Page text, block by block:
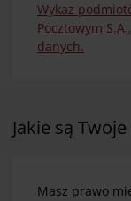
Wykaz
Pocztowym
danych.
Jakie są
Masz prawo